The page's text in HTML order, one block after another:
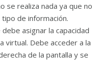
se realiza nada ya que no
de información.
asignar la capacidad
virtual. Debe acceder a la
de la pantalla y se